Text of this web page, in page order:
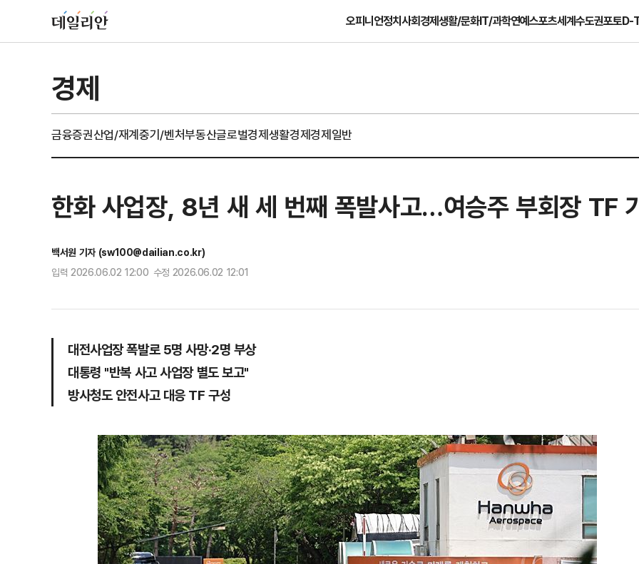
오피니언정치사회경제생활/문화IT/과학연예스포츠세계수도권포토D-
경제
금융증권산업/재계중기/벤처부동산글로벌경제생활경제경제일반
한화 사업장, 8년 새 세 번째 폭발사고…여승주 부회장 TF
백서원 기자 (sw100@dailian.co.kr)
입력 2026.06.02 12:00 수정 2026.06.02 12:01
대전사업장 폭발로 5명 사망·2명 부상
대통령 "반복 사고 사업장 별도 보고"
방사청도 안전사고 대응 TF 구성
까지 얽힌 축구협회 '충격 민낯’
2
李대통령, 20대 지지율 하락
나…"청년 보편적 지원 문턱
3
오세훈 '여론조사비 대납' 1심
된 '민주당 돈봉투 의혹'…왜?